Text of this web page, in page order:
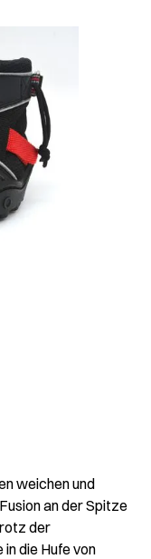
weichen und
an der Spitze
der
die Hufe von